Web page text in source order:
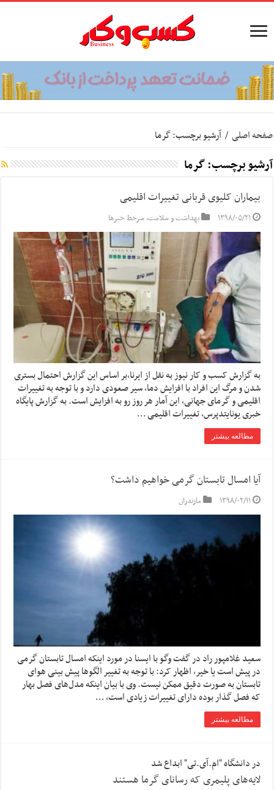
صفحه اصلی / آرشیو برچسب: گرما
آرشیو برچسب:گرما
بیماران کلیوی قربانی تغییرات اقلیمی
۱۳۹۸/۰۵/۲۱ بهداشت و سلامت,سرخط خبرها
به گزارش کسب و کار نیوز به نقل از ایرنا،بر اساس این گزارش احتمال بستری
شدن و مرگ این افراد با افزایش دما، سیر صعودی دارد و با توجه به تغییرات
اقلیمی و گرمای جهانی، این آمار هر روز رو به افزایش است. به گزارش پایگاه
خبری یونایتدپرس، تغییرات اقلیمی …
مطالعه بیشتر
آیا امسال تابستان گرمی خواهیم داشت؟
۱۳۹۸/۰۲/۱۱ مازندران
سعید غلامپور راد در گفت وگو با ایسنا در مورد اینکه امسال تابستان گرمی
در پیش است یا خیر، اظهار کرد: با توجه به تغییر الگوها پیش بینی هوای
تابستان به صورت دقیق ممکن نیست. وی با بیان اینکه مدل‌های فصل بهار
که فصل گذار بوده دارای تغییرات زیادی است، …
مطالعه بیشتر
در دانشگاه "ام.آی.تی" ابداع شد
لایه‌های پلیمری که رسانای گرما هستند